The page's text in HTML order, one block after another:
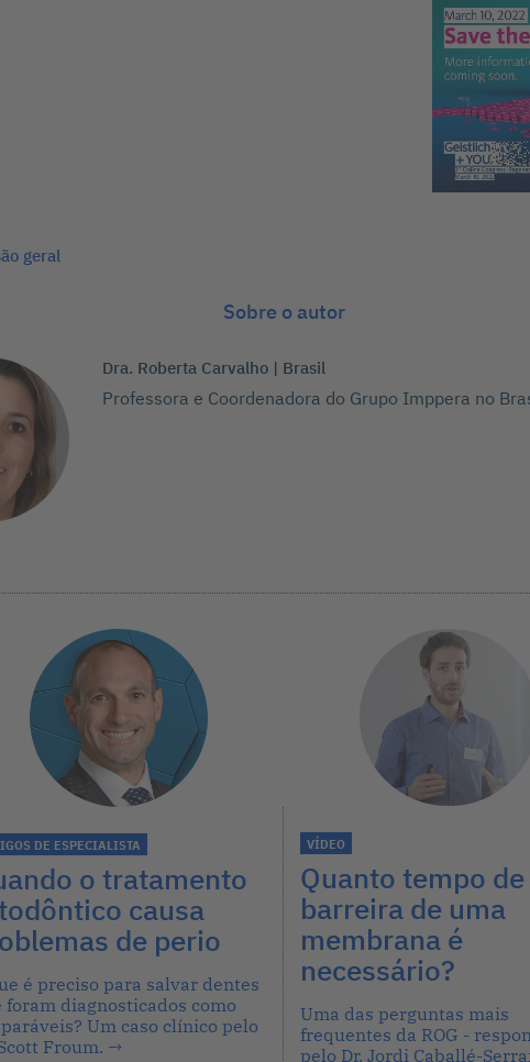
geral
Sobre o autor
Dra. Roberta Carvalho | Brasil
Professora e Coordenadora do Grupo Imppera no
DE ESPECIALISTA
o tratamento
causa
de perio
é preciso para salvar dentes
foram diagnosticados como
Um caso clínico pelo
Froum. →
VÍDEO
Quanto tempo de
barreira de uma
membrana é
necessário?
Uma das perguntas mais
frequentes da ROG -
pelo Dr. Jordi Caballé-